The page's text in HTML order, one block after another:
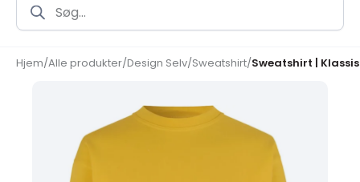
search
Hjem/Alle produkter/Design Selv/Sweatshirt/Sweatshirt |